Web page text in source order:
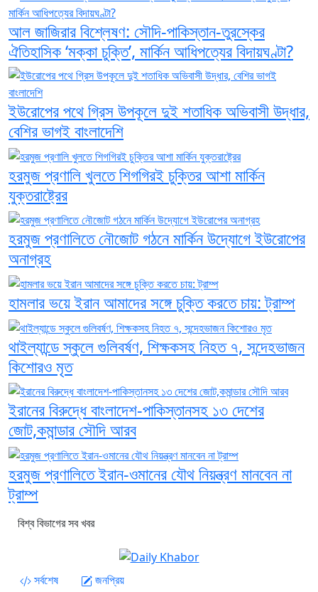
আল জাজিরার বিশ্লেষণ: সৌদি-পাকিস্তান-তুরস্কের
ঐতিহাসিক ‘মক্কা চুক্তি’, মার্কিন আধিপত্যের বিদায়ঘণ্টা?
ইউরোপের পথে গ্রিস উপকূলে দুই শতাধিক অভিবাসী উদ্ধার,
বেশির ভাগই বাংলাদেশি
হরমুজ প্রণালি খুলতে শিগগিরই চুক্তির আশা মার্কিন
যুক্তরাষ্ট্রের
হরমুজ প্রণালিতে নৌজোট গঠনে মার্কিন উদ্যোগে ইউরোপের
অনাগ্রহ
হামলার ভয়ে ইরান আমাদের সঙ্গে চুক্তি করতে চায়: ট্রাম্প
থাইল্যান্ডে স্কুলে গুলিবর্ষণ, শিক্ষকসহ নিহত ৭, সন্দেহভাজন
কিশোরও মৃত
ইরানের বিরুদ্ধে বাংলাদেশ-পাকিস্তানসহ ১৩ দেশের
জোট,কমান্ডার সৌদি আরব
হরমুজ প্রণালিতে ইরান-ওমানের যৌথ নিয়ন্ত্রণ মানবেন না
ট্রাম্প
বিশ্ব বিভাগের সব খবর
সর্বশেষ জনপ্রিয়